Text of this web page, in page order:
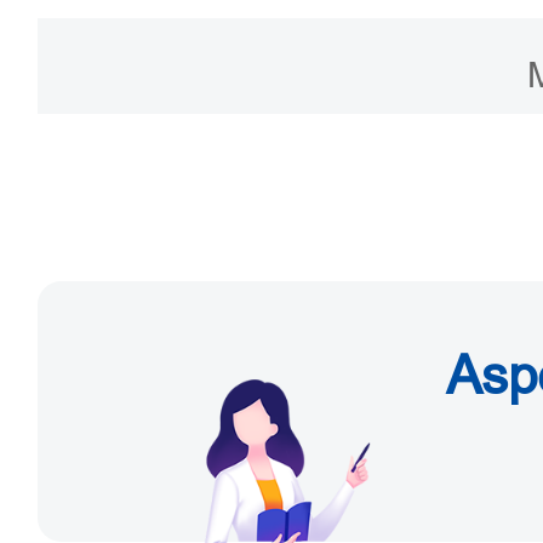
reserva de trámites,
de introducción de
todo el proceso en línea.
1. Centro de Talentos